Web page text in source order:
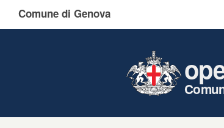
Comune di Genova